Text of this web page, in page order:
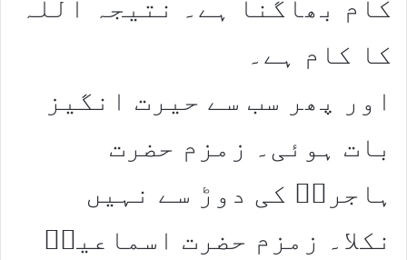
کام بھاگنا ہے۔ نتیجہ اللہ
کا کام ہے۔
اور پھر سب سے حیرت انگیز
بات ہوئی۔ زمزم حضرت
ہاجرہؑ کی دوڑ سے نہیں
نکلا۔ زمزم حضرت اسماعیلؑ